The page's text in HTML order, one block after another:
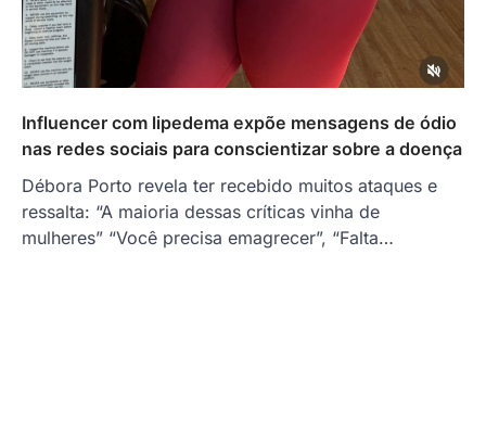
Influencer com lipedema expõe mensagens de ódio
nas redes sociais para conscientizar sobre a doença
Débora Porto revela ter recebido muitos ataques e
ressalta: “A maioria dessas críticas vinha de
mulheres” “Você precisa emagrecer”, “Falta…